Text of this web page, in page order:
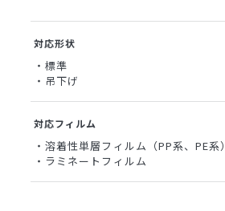
対応形状
・標準
・吊下げ
対応フィルム
・溶着性単層フィルム（PP系、PE系）
・ラミネートフィルム